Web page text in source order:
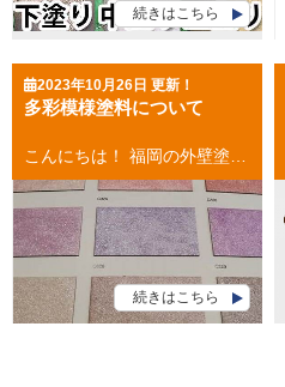
続きはこちら
2023年10月26日 更新！
多彩模様塗料について
こんにちは！ 福岡の外壁塗装・屋根塗装専門店の福岡ペイントです。 多彩模様塗料について、今回は書きたいと思います。 目次 多彩模様塗料とは？ 多彩模様塗料の大きなメリット 多彩模様塗料のデメリット 多彩模様塗料とは？ 多彩模様塗料とは、２色以上の液状、またはゲル状の色と粒が懸濁した塗料のことです。 見た目はまるで、天然石のようなお洒落な風合いになります。 一般的な塗料は、刷毛やローラーを使って単色でベタ塗りするため、 色によってはのっぺりとした印象の外壁になってしまうこともあります。 しかし、多彩模様塗料は１度の塗装で美しい多彩模様と凸凹感を出すことができるため デザイン性の優れた外壁に仕上げることができます！ 多彩模様塗料の大きなメリット 多彩模様塗料の大きなメリットにはすべて共通して言えるのは、 【高い意匠性】・【高い耐久性】・【安全性の高さ】 です！ ●意匠性・・・本物の石材のような風合いのデザイン ●耐久性・・・耐用年数は１５年前後 ●安全性・・・完全水性でにおいがなく環境にやさしい 多彩模様塗料のデメリット デメリット ●塗装の工程が多い 多彩模様塗装は特殊な塗料となるため、工程がおおくなります。 ●費用が高価である 多彩模様塗料は、ほかの塗料と比べて単価が高いため費用もかかります ●職人技術によって仕上がりが変わる 多彩模様塗料は一般的な塗料と、工程が違うため専門的な技術が必要になるからです。 お気軽にご相談ください(^^♪ [mailform] お見積もり依頼はコチラから お電話のお問い合わせはコチラから 福岡県・福岡市 外壁塗装・屋根塗装 福岡ペイント 大池本店 福岡ペイントショールーム 福岡県福岡市南区大池1-23-15 TEL：0120-248-228 春日市・大野城市・那珂川市の外壁塗装・屋根塗装 ９月２日グランドオープン 福岡ペイント アクロスモール春日店 福岡ペイントショールーム 福岡県春日市春日５－１７（マツモトキヨシさんとなり） TEL：0120-248-228 👉お電話でのお問い合わせはコチラから
続きはこちら